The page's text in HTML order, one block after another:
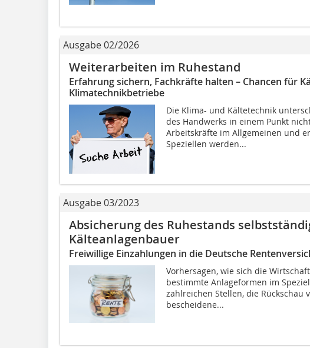
Ausgabe 02/2026
Weiterarbeiten im Ruhestand
Erfahrung sichern, Fachkräfte halten – Chancen für
Klimatechnikbetriebe
Die Klima- und Kältetechnik
des Handwerks in einem Punkt
Arbeitskräfte im Allgemeinen und
Speziellen werden...
Ausgabe 03/2023
Absicherung des Ruhestands
Kälteanlagenbauer
Freiwillige Einzahlungen in die Deutsche
Vorhersagen, wie sich die
bestimmte Anlageformen im
zahlreichen Stellen, die Rückschau
bescheidene...